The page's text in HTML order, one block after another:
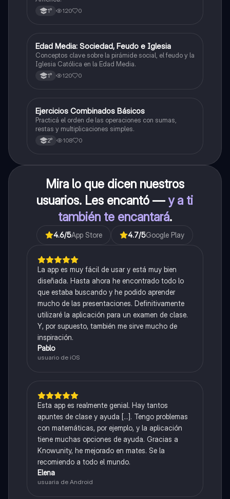
1° 120 0
EHistoria
Edad Media: Sociedad, Feudo e Iglesia
Conceptos clave sobre la pirámide social, el feudo y la
Iglesia Católica en la Edad Media.
1° 120 0
EMatemáticas
Ejercicios Combinados Básicos
Practicá el orden de las operaciones con sumas,
restas y multiplicaciones simples.
2° 108 0
Mira lo que dicen nuestros
usuarios. Les encantó —y a ti
también te encantará.
4.6/5App Store 4.7/5Google Play
La app es muy fácil de usar y está muy bien
diseñada. Hasta ahora he encontrado todo lo
que estaba buscando y he podido aprender
mucho de las presentaciones. Definitivamente
utilizaré la aplicación para un examen de clase.
Y, por supuesto, también me sirve mucho de
inspiración.
Pablo
usuario de iOS
Esta app es realmente genial. Hay tantos
apuntes de clase y ayuda [...]. Tengo problemas
con matemáticas, por ejemplo, y la aplicación
tiene muchas opciones de ayuda. Gracias a
Knowunity, he mejorado en mates. Se la
recomiendo a todo el mundo.
Elena
usuaria de Android